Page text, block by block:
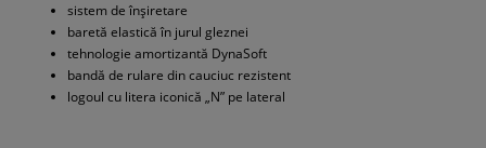
sistem de înșiretare
baretă elastică în jurul gleznei
tehnologie amortizantă DynaSoft
bandă de rulare din cauciuc rezistent
logoul cu litera iconică „N” pe lateral